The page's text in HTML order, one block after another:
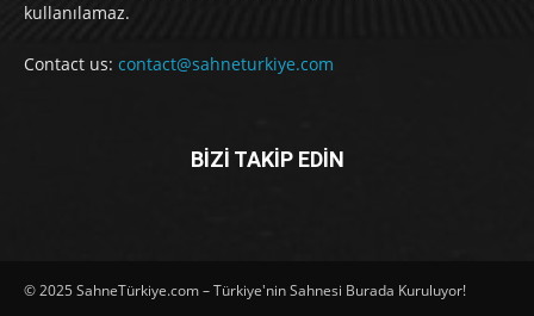
kullanılamaz.
Contact us: contact@sahneturkiye.com
BİZİ TAKİP EDİN
© 2025 SahneTürkiye.com – Türkiye'nin Sahnesi Burada Kuruluyor!